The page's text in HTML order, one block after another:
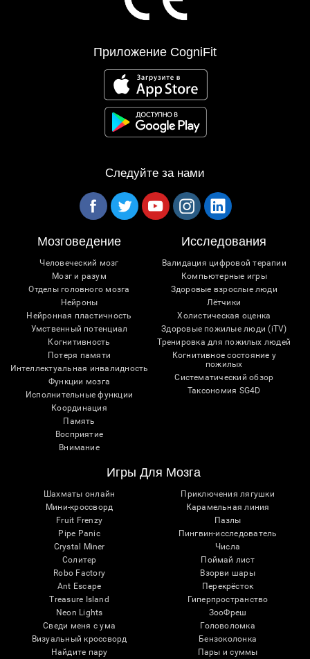
Приложение CogniFit
Следуйте за нами
Мозговедение
Человеческий мозг
Мозг и разум
Отделы головного мозга
Нейроны
Нейронная пластичность
Умственный потенциал
Когнитивность
Потеря памяти
Интеллектуальная инвалидность
Функции мозга
Исполнительные функции
Координация
Память
Восприятие
Внимание
Исследования
Валидация цифровой терапии
Компьютерные игры
Здоровые взрослые люди
Лётчики
Холистическая оценка
Здоровые пожилые люди (iTV)
Тренировка для пожилых людей
Когнитивное состояние у
пожилых
Систематический обзор
Таксономия SG4D
Игры Для Мозга
Шахматы онлайн
Мини-кроссворд
Fruit Frenzy
Pipe Panic
Crystal Miner
Солитер
Robo Factory
Ant Escape
Treasure Island
Neon Lights
Сведи меня с ума
Визуальный кроссворд
Найдите пару
Приключения лягушки
Карамельная линия
Пазлы
Пингвин-исследователь
Числа
Поймай лист
Взорви шары
Перекрёсток
Гиперпространство
ЗооФреш
Головоломка
Бензоколонка
Пары и суммы